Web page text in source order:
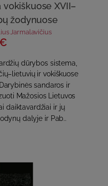
XVII–
žodynuose
Jarmalavičius
dūrybos sistema,
ir vokiškuose
sandaros ir
Mažosios Lietuvos
daiktavardžiai ir jų
dalyje ir Pab..